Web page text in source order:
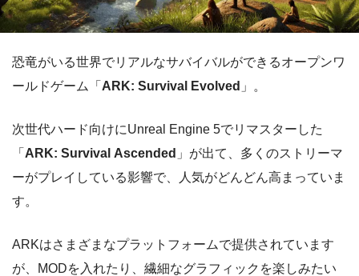
恐竜がいる世界でリアルなサバイバルができるオープンワ
ールドゲーム「 ARK: Survival Evolved 」。
次世代ハード向けにUnreal Engine 5でリマスターした
「 ARK: Survival Ascended 」が出て、多くのストリーマ
ーがプレイしている影響で、人気がどんどん高まっていま
す。
ARKはさまざまなプラットフォームで提供されています
が、MODを入れたり、繊細なグラフィックを楽しみたい